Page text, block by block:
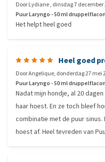
DoorLydiane, dinsdag 7 december
Puur Laryngo - 50 ml druppelflacon
Het helpt heel goed
Heel goed
DoorAngelique, donderdag 27 mei
Puur Laryngo - 50 ml druppelflacon
Nadat mijn hondje, al 20
haar hoest. En ze toch bleef
combinatie met de puur sinus.
hoest af. Heel tevreden van